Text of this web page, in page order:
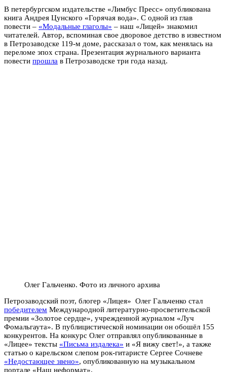
В петербургском издательстве «Лимбус Пресс» опубликована
книга Андрея Цунского «Горячая вода». С одной из глав
повести – «Модальные глаголы» – наш «Лицей» знакомил
читателей. Автор, вспоминая свое дворовое детство в известном
в Петрозаводске 119-м доме, рассказал о том, как менялась на
переломе эпох страна. Презентация журнального варианта
повести прошла в Петрозаводске три года назад.
Олег Гальченко. Фото из личного архива
Петрозаводский поэт, блогер «Лицея» Олег Гальченко стал
победителем Международной литературно-просветительской
премии «Золотое сердце», учрежденной журналом «Луч
Фомальгаута». В публицистической номинации он обошёл 155
конкурентов. На конкурс Олег отправлял опубликованные в
«Лицее» тексты «Письма издалека» и «Я вижу свет!», а также
статью о карельском слепом рок-гитаристе Сергее Сочневе
«Недостающее звено», опубликованную на музыкальном
портале «Наш неформат».